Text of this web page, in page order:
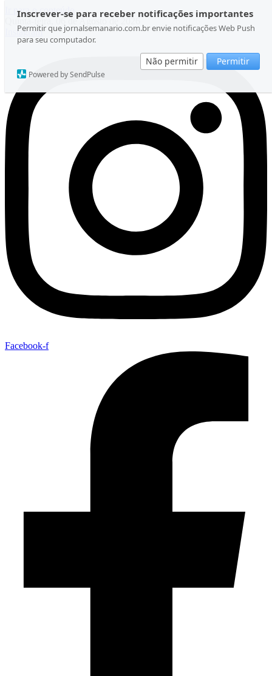
Inscrever-se para receber notificações importantes
Permitir que jornalsemanario.com.br envie notificações Web Push
para seu computador.
Não permitir Permitir
Powered by SendPulse
Ir para o conteúdo
Quinta-feira, 06 de Agosto de 2026
Instagram
Facebook-f